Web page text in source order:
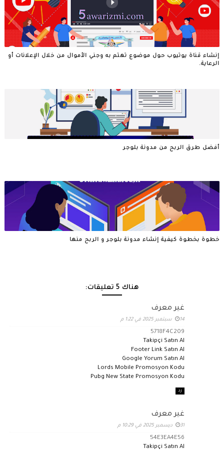
إنشاء قناة يوتيوب حول موضوع تهتم به وجني الأموال من خلال الإعلانات أو
الرعاية.
أفضل طرق الربح من مدونة بلوجر
خطوة بخطوة كيفية إنشاء مدونة بلوجر و الربح منها
هناك 5 تعليقات:
غير معرف
14 سبتمبر 2025 في 1:22 م
5718F4C209
Takipçi Satın Al
Footer Link Satın Al
Google Yorum Satın Al
Lords Mobile Promosyon Kodu
Pubg New State Promosyon Kodu
رد
غير معرف
31 ديسمبر 2025 في 10:29 م
54E3EA4E56
Takipçi Satın Al